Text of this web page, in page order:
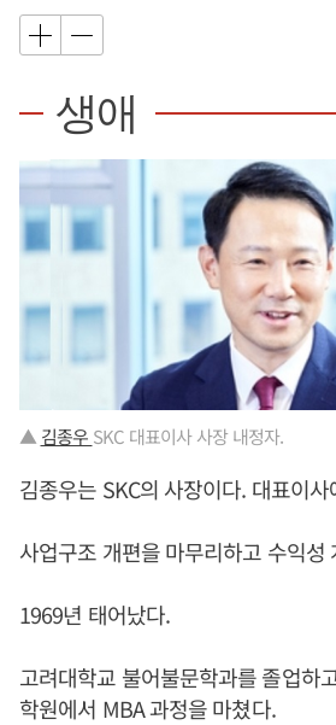
생애
▲ 김종우 SKC 대표이사 사장 내정자.
김종우는 SKC의 사장이다. 대표이
사업구조 개편을 마무리하고 수익성
1969년 태어났다.
고려대학교 불어불문학과를 졸업하
학원에서 MBA 과정을 마쳤다.